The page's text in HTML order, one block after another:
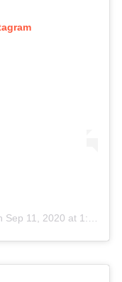
Sep 11, 2020 at 1:11am PDT